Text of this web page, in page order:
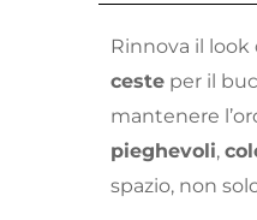
Rinnova il
ceste per il
mantenere
pieghevoli,
spazio, non